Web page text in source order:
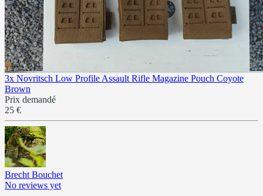
3x Novritsch Low Profile Assault Rifle Magazine Pouch Coyote
Brown
Prix demandé
25 €
Brecht Bouchet
No reviews yet